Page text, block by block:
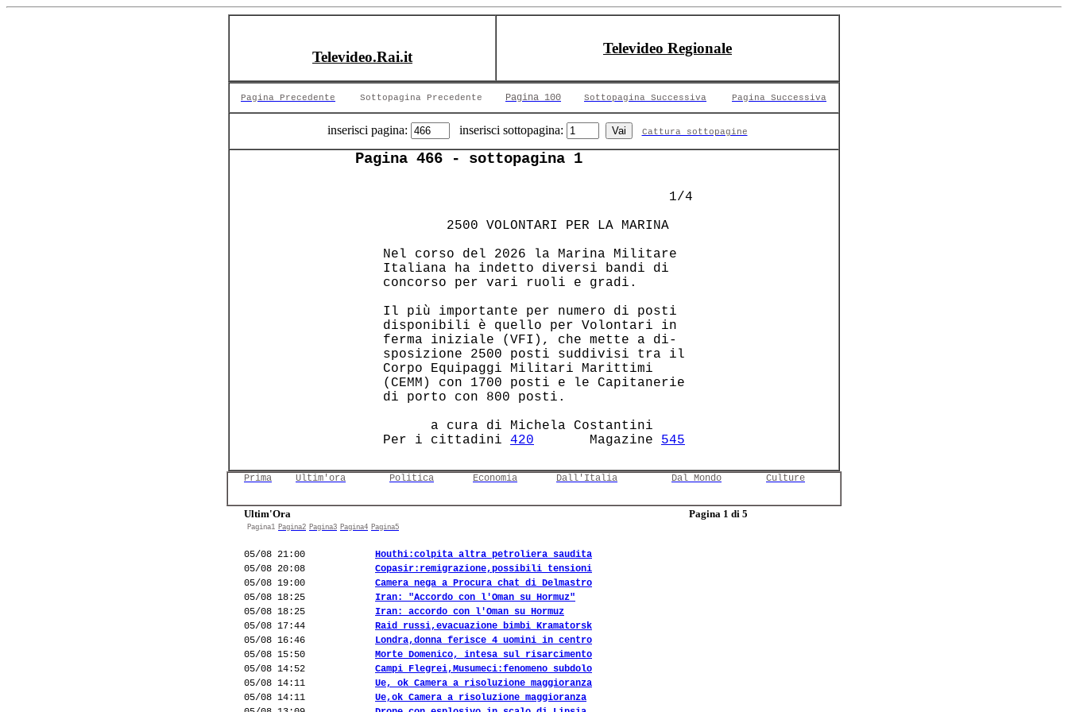
Televideo.Rai.it
Televideo Regionale
Pagina Precedente Sottopagina Precedente Pagina 100 Sottopagina Successiva Pagina Successiva
inserisci pagina: inserisci sottopagina: Cattura sottopagine
Pagina 466 - sottopagina 1
                                     1/4
      2500 VOLONTARI PER LA MARINA
Nel corso del 2026 la Marina Militare
Italiana ha indetto diversi bandi di
concorso per vari ruoli e gradi.
Il più importante per numero di posti
disponibili è quello per Volontari in
ferma iniziale (VFI), che mette a di-
sposizione 2500 posti suddivisi tra il
Corpo Equipaggi Militari Marittimi
(CEMM) con 1700 posti e le Capitanerie
di porto con 800 posti.
       a cura di Michela Costantini
Per i cittadini 420
       Magazine
545
Prima Ultim'ora Politica Economia Dall'Italia Dal Mondo Culture
Ultim'Ora Pagina 1 di 5
Pagina1 Pagina2 Pagina3 Pagina4 Pagina5
05/08 21:00
Houthi:colpita altra petroliera saudita
05/08 20:08
Copasir:remigrazione,possibili tensioni
05/08 19:00
Camera nega a Procura chat di Delmastro
05/08 18:25
Iran: "Accordo con l'Oman su Hormuz"
05/08 18:25
Iran: accordo con l'Oman su Hormuz
05/08 17:44
Raid russi,evacuazione bimbi Kramatorsk
05/08 16:46
Londra,donna ferisce 4 uomini in centro
05/08 15:50
Morte Domenico, intesa sul risarcimento
05/08 14:52
Campi Flegrei,Musumeci:fenomeno subdolo
05/08 14:11
Ue, ok Camera a risoluzione maggioranza
05/08 14:11
Ue,ok Camera a risoluzione maggioranza